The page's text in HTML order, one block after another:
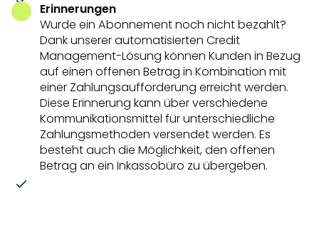
Erinnerungen
Wurde ein Abonnement noch nicht bezahlt?
Dank unserer automatisierten Credit
Management-Lösung können Kunden in Bezug
auf einen offenen Betrag in Kombination mit
einer Zahlungsaufforderung erreicht werden.
Diese Erinnerung kann über verschiedene
Kommunikationsmittel für unterschiedliche
Zahlungsmethoden versendet werden. Es
besteht auch die Möglichkeit, den offenen
Betrag an ein Inkassobüro zu übergeben.